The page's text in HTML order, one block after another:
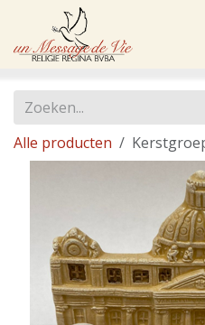
Overslaan naar inhoud
Alle producten